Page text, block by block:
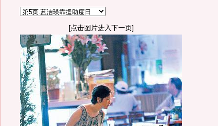
[点击图片进入下一页]